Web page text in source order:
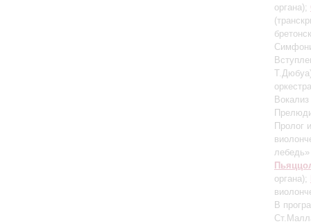
органа);
Вокализ
Пролог
органа);
В